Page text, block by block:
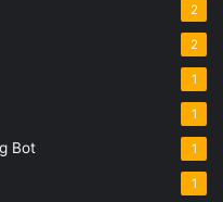
2
2
1
1
Bot 1
1